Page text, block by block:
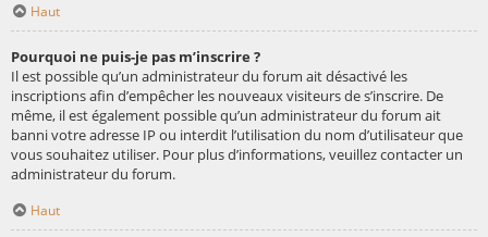
Haut
Pourquoi ne puis-je pas m’inscrire ?
Il est possible qu’un administrateur du forum ait désactivé les
inscriptions afin d’empêcher les nouveaux visiteurs de s’inscrire. De
même, il est également possible qu’un administrateur du forum ait
banni votre adresse IP ou interdit l’utilisation du nom d’utilisateur que
vous souhaitez utiliser. Pour plus d’informations, veuillez contacter un
administrateur du forum.
Haut